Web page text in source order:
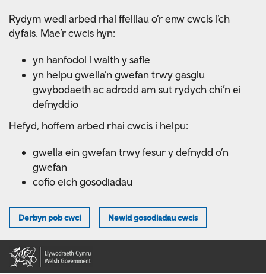
main
Rydym wedi arbed rhai ffeiliau o’r enw cwcis i’ch
dyfais. Mae’r cwcis hyn:
yn hanfodol i waith y safle
yn helpu gwella’n gwefan trwy gasglu
gwybodaeth ac adrodd am sut rydych chi’n ei
defnyddio
Hefyd, hoffem arbed rhai cwcis i helpu:
gwella ein gwefan trwy fesur y defnydd o’n
gwefan
cofio eich gosodiadau
Derbyn pob cwci Newid gosodiadau cwcis